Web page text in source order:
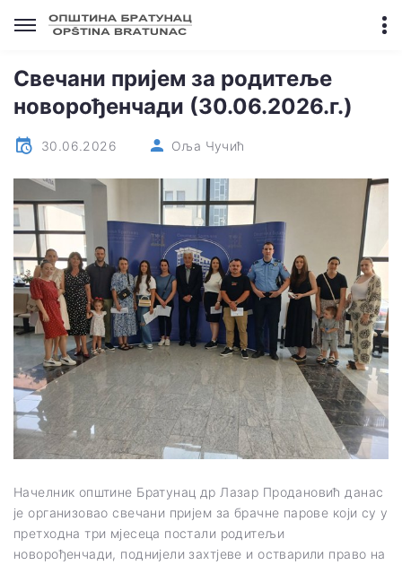
Свечани пријем за родитеље
новорођенчади (30.06.2026.г.)
30.06.2026 Оља Чучић
Начелник општине Братунац др Лазар Продановић данас
је организовао свечани пријем за брачне парове који су у
претходна три мјесеца постали родитељи
новорођенчади, поднијели захтјеве и остварили право на